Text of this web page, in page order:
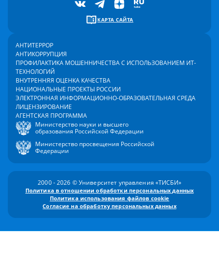
КАРТА САЙТА
АНТИТЕРРОР
АНТИКОРРУПЦИЯ
ПРОФИЛАКТИКА МОШЕННИЧЕСТВА С ИСПОЛЬЗОВАНИЕМ ИТ-
ТЕХНОЛОГИЙ
ВНУТРЕННЯЯ ОЦЕНКА КАЧЕСТВА
НАЦИОНАЛЬНЫЕ ПРОЕКТЫ РОССИИ
ЭЛЕКТРОННАЯ ИНФОРМАЦИОННО-ОБРАЗОВАТЕЛЬНАЯ СРЕДА
ЛИЦЕНЗИРОВАНИЕ
АГЕНТСКАЯ ПРОГРАММА
Министерство науки и высшего
образования Российской Федерации
Министерство просвещения Российской
Федерации
2000 - 2026 © Университет управления «ТИСБИ»
Политика в отношении обработки персональных данных
Политика использования файлов cookie
Согласие на обработку персональных данных